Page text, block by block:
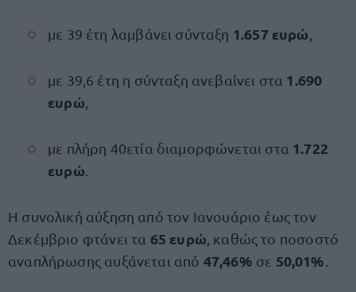
με 39 έτη λαμβάνει σύνταξη 1.657 ευρώ
με 39,6 έτη η σύνταξη ανεβαίνει στα 1.690
ευρώ
με πλήρη 40ετία διαμορφώνεται στα 1.722
ευρώ
Η συνολική αύξηση από τον Ιανουάριο έως τον
Δεκέμβριο φτάνει τα 65 ευρώ , καθώς το ποσοστό
αναπλήρωσης αυξάνεται από 47,46% σε 50,01%